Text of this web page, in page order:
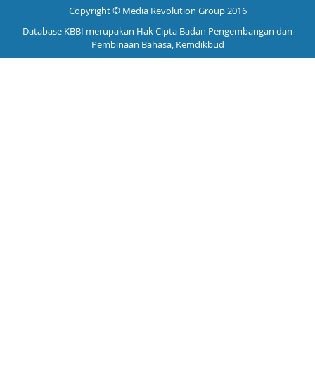
Copyright © Media Revolution Group 2016
Database KBBI merupakan Hak Cipta Badan Pengembangan dan
Pembinaan Bahasa, Kemdikbud